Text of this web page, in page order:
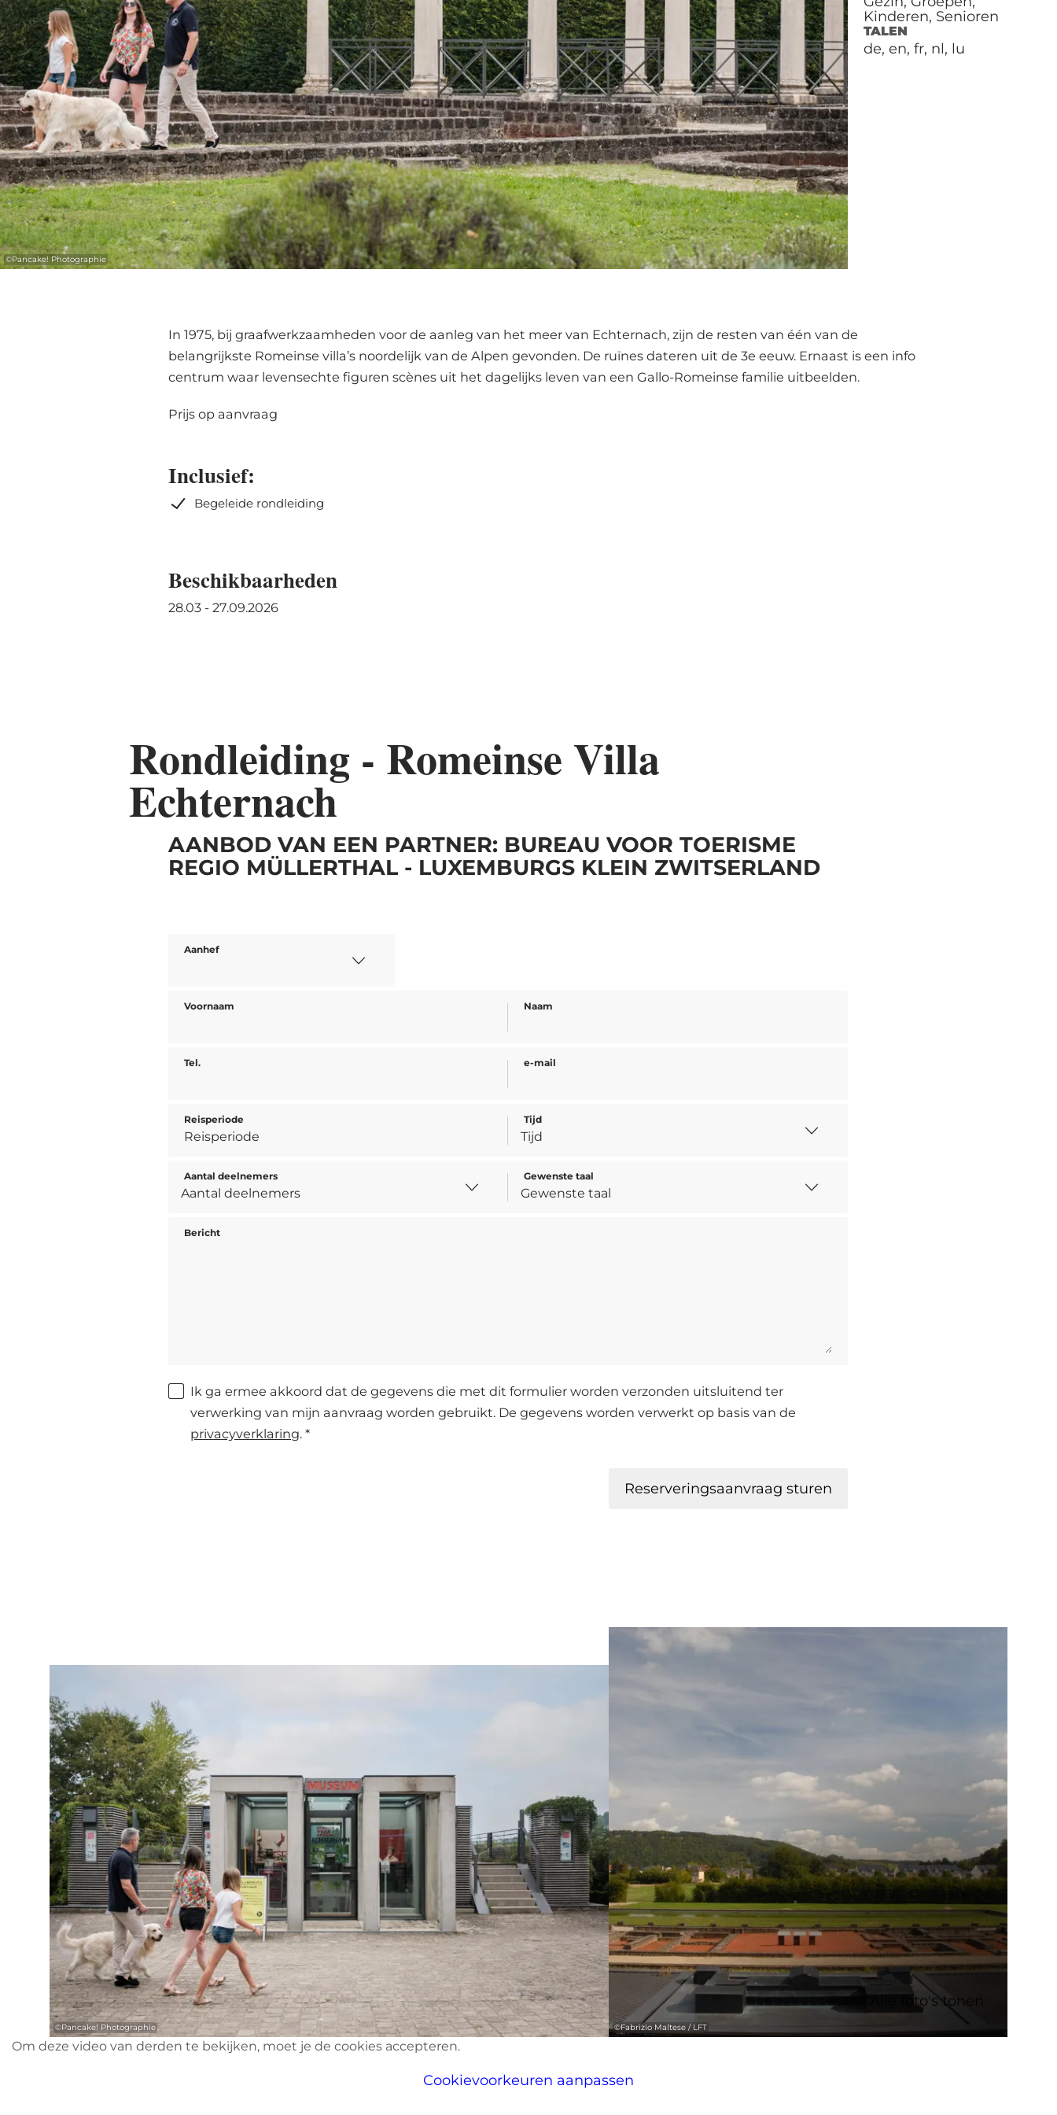
©Pancake! Photographie
Kinderen, Senioren
TALEN
de, en, fr, nl, lu
In 1975, bij graafwerkzaamheden voor de aanleg van het meer van Echternach, zijn de resten van één van de
belangrijkste Romeinse villa’s noordelijk van de Alpen gevonden. De ruïnes dateren uit de 3e eeuw. Ernaast is een info
centrum waar levensechte figuren scènes uit het dagelijks leven van een Gallo-Romeinse familie uitbeelden.
Prijs op aanvraag
Inclusief:
Begeleide rondleiding
Beschikbaarheden
28.03 - 27.09.2026
Rondleiding - Romeinse Villa
Echternach
AANBOD VAN EEN PARTNER: BUREAU VOOR TOERISME
REGIO MÜLLERTHAL - LUXEMBURGS KLEIN ZWITSERLAND
Aanhef
Voornaam Naam
Tel. e-mail
Reisperiode Tijd
Aantal deelnemers Gewenste taal
Bericht
Ik ga ermee akkoord dat de gegevens die met dit formulier worden verzonden uitsluitend ter
verwerking van mijn aanvraag worden gebruikt. De gegevens worden verwerkt op basis van de
privacyverklaring. *
Reserveringsaanvraag sturen
©Pancake! Photographie ©Fabrizio Maltese / LFT
Alle foto's tonen
Om deze video van derden te bekijken, moet je de cookies accepteren.
Cookievoorkeuren aanpassen